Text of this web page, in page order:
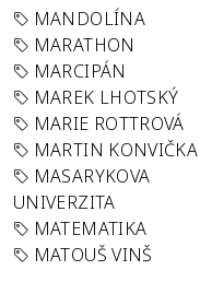
MANDOLÍNA
MARATHON
MARCIPÁN
MAREK LHOTSKÝ
MARIE ROTTROVÁ
MARTIN KONVIČKA
MASARYKOVA
UNIVERZITA
MATEMATIKA
MATOUŠ VINŠ